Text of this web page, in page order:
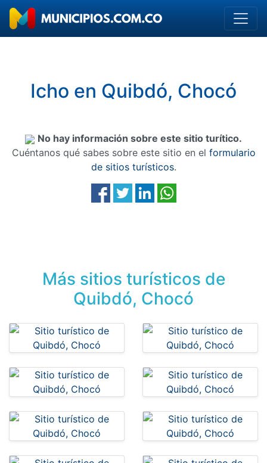
Icho en Quibdó, Chocó
No hay información sobre este sitio turítico.
Cuéntanos qué sabes sobre este sitio en el formulario
de sitios turísticos.
Más sitios turísticos de
Quibdó, Chocó